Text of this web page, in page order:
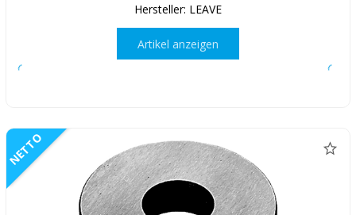
Hersteller: LEAVE
Artikel anzeigen
NETTO